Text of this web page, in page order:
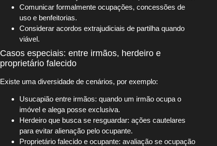
Comunicar formalmente ocupações, concessões de
uso e benfeitorias.
Considerar acordos extrajudiciais de partilha quando
viável.
Casos especiais: entre irmãos, herdeiro e
proprietário falecido
Existe uma diversidade de cenários, por exemplo:
Usucapião entre irmãos: quando um irmão ocupa o
imóvel e alega posse exclusiva.
Herdeiro que busca se resguardar: ações cautelares
para evitar alienação pelo ocupante.
Proprietário falecido e ocupante: avaliação se ocupação